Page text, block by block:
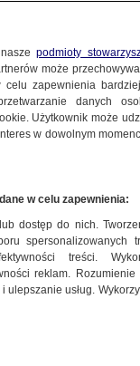
w Serbii
Ziemi
naszepodmioty
może
zapewnienia
danych
Użytkownik może
w dowolnym
w celu zapewnienia:
dostęp do nich.
spersonalizowanych
treści.
reklam.
ulepszanie usług.